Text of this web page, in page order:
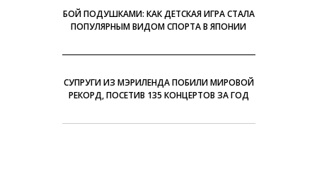
БОЙ ПОДУШКАМИ: КАК ДЕТСКАЯ ИГРА СТАЛА
ПОПУЛЯРНЫМ ВИДОМ СПОРТА В ЯПОНИИ
СУПРУГИ ИЗ МЭРИЛЕНДА ПОБИЛИ МИРОВОЙ
РЕКОРД, ПОСЕТИВ 135 КОНЦЕРТОВ ЗА ГОД